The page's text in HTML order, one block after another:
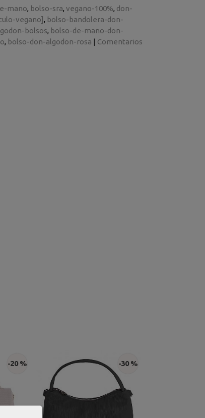
mano bolso-sra vegano-100% don-
vegano]
bolso-bandolera-don-
bolsos bolso-de-mano-don-
bolso-don-algodon-rosa | Comentarios
-20 % -30 %